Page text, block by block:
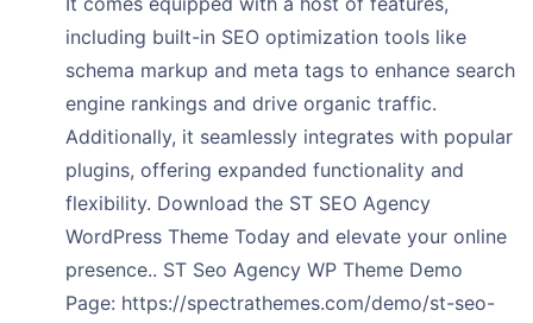
including built-in SEO optimization tools like
schema markup and meta tags to enhance search
engine rankings and drive organic traffic.
Additionally, it seamlessly integrates with popular
plugins, offering expanded functionality and
flexibility. Download the ST SEO Agency
WordPress Theme Today and elevate your online
presence.. ST Seo Agency WP Theme Demo
Page: https://spectrathemes.com/demo/st-seo-